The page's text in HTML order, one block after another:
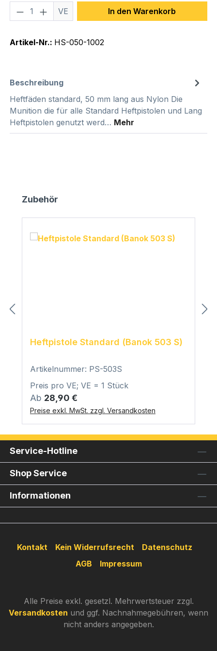
Produkt Anzahl: Gib den
VE In den Warenkorb
Artikel-Nr.: HS-050-1002
Beschreibung
Heftfäden standard, 50 mm lang aus Nylon Die
Munition die für alle Standard Heftpistolen und Lang
Heftpistolen genutzt werd… Mehr
Produktgalerie überspringen
Zubehör
Heftpistole Standard (Banok 503 S)
Artikelnummer: PS-503S
Preis pro VE; VE = 1 Stück
Regulärer Preis:
Ab 28,90 €
Preise exkl. MwSt. zzgl. Versandkosten
Service-Hotline
Shop Service
Informationen
Kontakt Kein Widerrufsrecht
Datenschutz
AGB
Impressum
Alle Preise exkl. gesetzl. Mehrwertsteuer zzgl.
Versandkosten und ggf. Nachnahmegebühren, wenn
nicht anders angegeben.